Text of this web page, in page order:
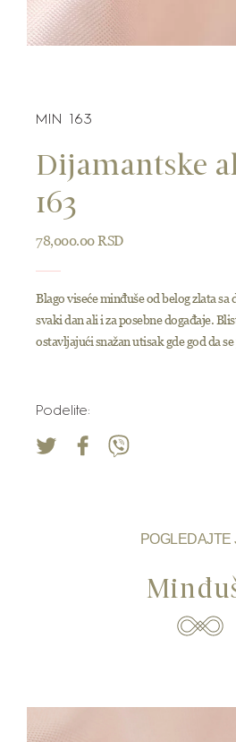
MIN 163
Dijamantske
163
78,000.00RSD
Blago viseće minđuše od belog zlata
svaki dan ali i za posebne događaje.
ostavljajući snažan utisak gde god da
Podelite:
POGLEDAJTE